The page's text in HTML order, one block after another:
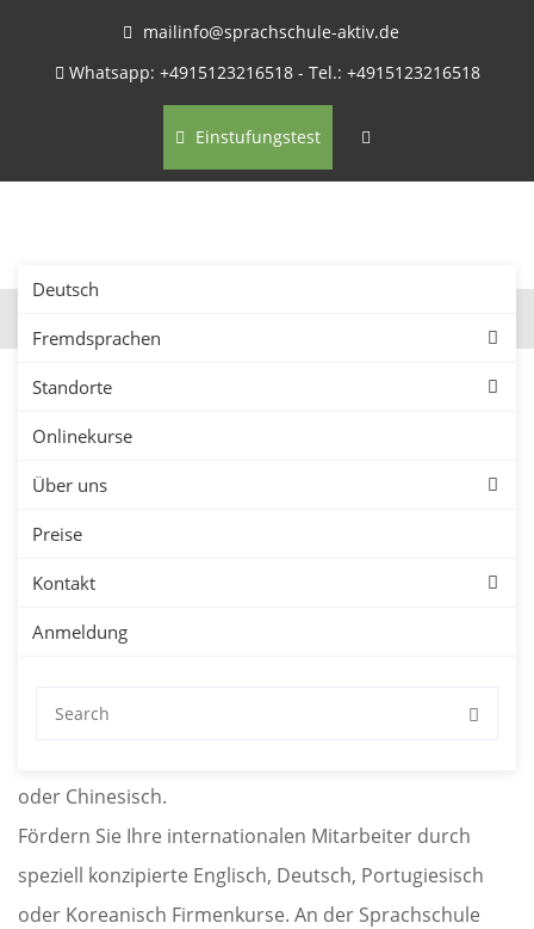
mailinfo@sprachschule-aktiv.de
Whatsapp: +4915123216518 - Tel.: +4915123216518
Einstufungstest
Deutsch
Fremdsprachen
Standorte
Onlinekurse
Über uns
Preise
Kontakt
Anmeldung
Firmenkurse in Detmold –
Sprachkurse für
Unternehmen
Probestunde. Firmensprachkurse in Detmold für
oder Chinesisch.
Fördern Sie Ihre internationalen Mitarbeiter durch
speziell konzipierte Englisch, Deutsch, Portugiesisch
oder Koreanisch Firmenkurse. An der Sprachschule